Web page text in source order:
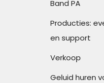
Band PA
Producties:
en support
Verkoop
Geluid huren